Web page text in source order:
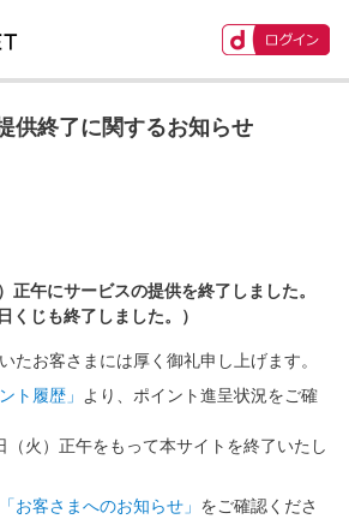
供終了に関するお知らせ
正午にサービスの提供を終了しました。
くじも終了しました。）
たお客さまには厚く御礼申し上げます。
ト履歴」
より、ポイント進呈状況をご確
火）正午をもって本サイトを終了いたし
「お客さまへのお知らせ」 をご確認くださ